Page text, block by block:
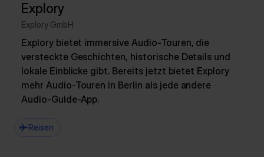
Explory
Explory GmbH
Explory bietet immersive Audio-Touren, die
versteckte Geschichten, historische Details und
lokale Einblicke gibt. Bereits jetzt bietet Explory
mehr Audio-Touren in Berlin als jede andere
Audio-Guide-App.
Reisen